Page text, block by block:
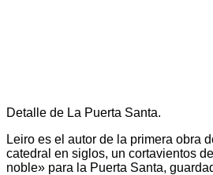
Detalle de La Puerta Santa.
Leiro es el autor de la primera obra
catedral en siglos, un cortavientos
noble» para la Puerta Santa,